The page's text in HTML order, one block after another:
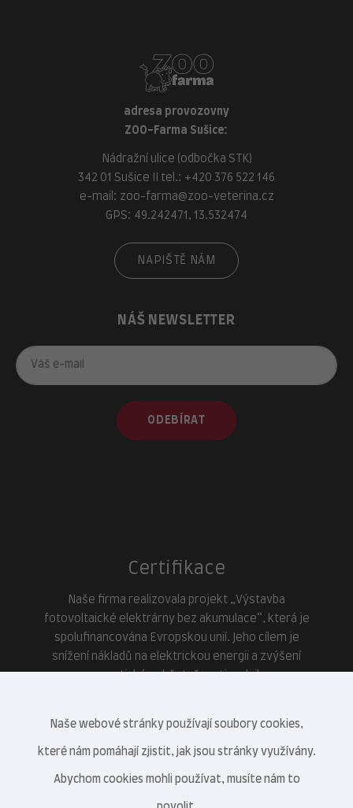
adresa provozovny
ZOO-Farma Sušice:
Nádražní ulice (odbočka STK)
342 01 Sušice II tel.: +420 376 522 146
e-mail: zoo-farma@zoo-veterina.cz
GPS: 49.242471, 13.532474
NAPIŠTĚ NÁM
NÁŠ NEWSLETTER
ODEBÍRAT
Certifikace
Naše firma realizovala projekt „Výstavba
fotovoltaické elektrárny bez akumulace“, která je
spolufinancována Evropskou unií. Jeho cílem je
snížení nákladů na elektrickou energii a zvýšení
Naše webové stránky používají soubory cookies,
které nám pomáhají zjistit, jak jsou stránky využívány.
Abychom cookies mohli používat, musíte nám to